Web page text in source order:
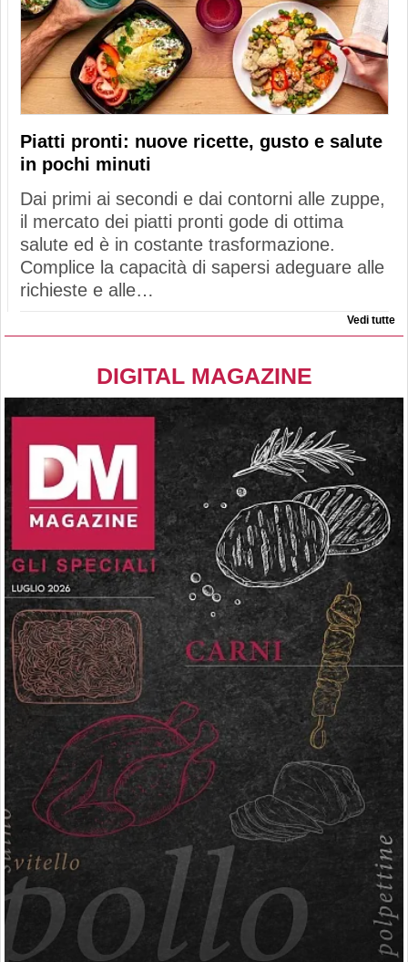
Piatti pronti: nuove ricette, gusto e salute
in pochi minuti
Dai primi ai secondi e dai contorni alle zuppe,
il mercato dei piatti pronti gode di ottima
salute ed è in costante trasformazione.
Complice la capacità di sapersi adeguare alle
richieste e alle…
Vedi tutte
DIGITAL MAGAZINE